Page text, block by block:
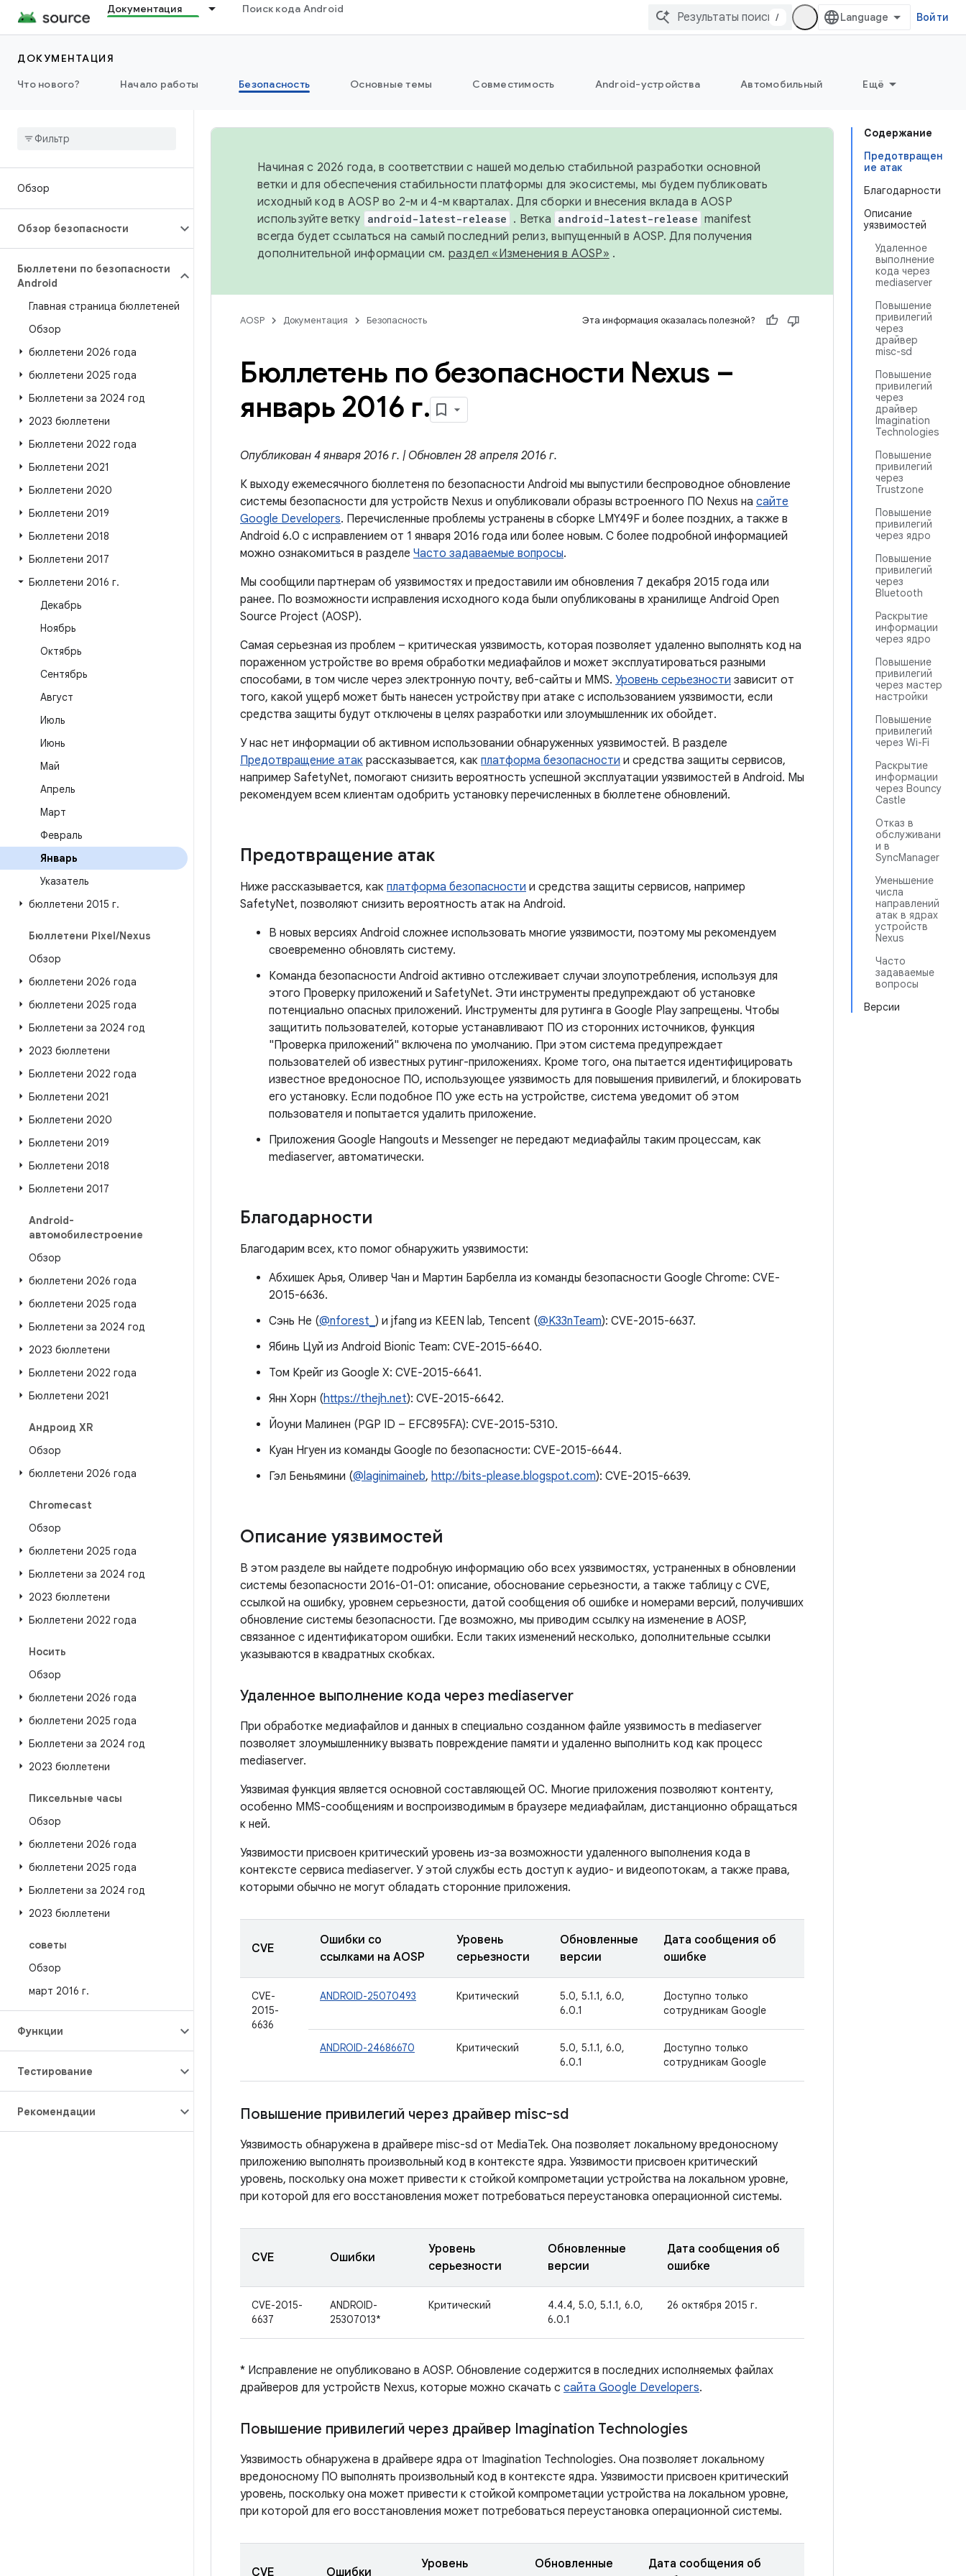
Документация Поиск кода Android
/ Войти
ДОКУМЕНТАЦИЯ
Что нового?
Начало работы Безопасность Основные темы Совместимость Android-устройства Автомобильный Ещё
Обзор
Обзор безопасности
Бюллетени по безопасности
Android
Главная страница бюллетеней
Обзор
бюллетени 2026 года
бюллетени 2025 года
Бюллетени за 2024 год
2023 бюллетени
Бюллетени 2022 года
Бюллетени 2021
Бюллетени 2020
Бюллетени 2019
Бюллетени 2018
Бюллетени 2017
Бюллетени 2016 г.
Декабрь
Ноябрь
Октябрь
Сентябрь
Август
Июль
Июнь
Май
Апрель
Март
Февраль
Январь
Указатель
бюллетени 2015 г.
Бюллетени Pixel/Nexus
Обзор
бюллетени 2026 года
бюллетени 2025 года
Бюллетени за 2024 год
2023 бюллетени
Бюллетени 2022 года
Бюллетени 2021
Бюллетени 2020
Бюллетени 2019
Бюллетени 2018
Бюллетени 2017
Android-
автомобилестроение
Обзор
бюллетени 2026 года
бюллетени 2025 года
Бюллетени за 2024 год
2023 бюллетени
Бюллетени 2022 года
Бюллетени 2021
Андроид XR
Обзор
бюллетени 2026 года
Chromecast
Обзор
бюллетени 2025 года
Бюллетени за 2024 год
2023 бюллетени
Бюллетени 2022 года
Носить
Обзор
бюллетени 2026 года
бюллетени 2025 года
Бюллетени за 2024 год
2023 бюллетени
Пиксельные часы
Обзор
бюллетени 2026 года
бюллетени 2025 года
Бюллетени за 2024 год
2023 бюллетени
советы
Обзор
март 2016 г.
Функции
Тестирование
Рекомендации
Содержание
Предотвращен
ие атак
Благодарности
Описание
уязвимостей
Удаленное
выполнение
кода через
mediaserver
Повышение
привилегий
через
драйвер
misc-sd
Повышение
привилегий
через
драйвер
Imagination
Technologies
Повышение
привилегий
через
Trustzone
Повышение
привилегий
через ядро
Повышение
привилегий
через
Bluetooth
Раскрытие
информации
через ядро
Повышение
привилегий
через мастер
настройки
Повышение
привилегий
через Wi-Fi
Раскрытие
информации
через Bouncy
Castle
Отказ в
обслуживани
и в
SyncManager
Уменьшение
числа
направлений
атак в ядрах
устройств
Nexus
Часто
задаваемые
вопросы
Версии
Начиная с 2026 года, в соответствии с нашей моделью стабильной разработки основной
ветки и для обеспечения стабильности платформы для экосистемы, мы будем публиковать
исходный код в AOSP во 2-м и 4-м кварталах. Для сборки и внесения вклада в AOSP
используйте ветку android-latest-release . Ветка android-latest-release manifest
всегда будет ссылаться на самый последний релиз, выпущенный в AOSP. Для получения
дополнительной информации см. раздел «Изменения в AOSP» .
AOSP Документация Безопасность Эта информация оказалась полезной?
Бюллетень по безопасности Nexus –
январь 2016 г.
Опубликован 4 января 2016 г. | Обновлен 28 апреля 2016 г.
К выходу ежемесячного бюллетеня по безопасности Android мы выпустили беспроводное обновление
системы безопасности для устройств Nexus и опубликовали образы встроенного ПО Nexus на сайте
Google Developers. Перечисленные проблемы устранены в сборке LMY49F и более поздних, а также в
Android 6.0 с исправлением от 1 января 2016 года или более новым. С более подробной информацией
можно ознакомиться в разделе Часто задаваемые вопросы.
Мы сообщили партнерам об уязвимостях и предоставили им обновления 7 декабря 2015 года или
ранее. По возможности исправления исходного кода были опубликованы в хранилище Android Open
Source Project (AOSP).
Самая серьезная из проблем – критическая уязвимость, которая позволяет удаленно выполнять код на
пораженном устройстве во время обработки медиафайлов и может эксплуатироваться разными
способами, в том числе через электронную почту, веб-сайты и MMS. Уровень серьезности зависит от
того, какой ущерб может быть нанесен устройству при атаке с использованием уязвимости, если
средства защиты будут отключены в целях разработки или злоумышленник их обойдет.
У нас нет информации об активном использовании обнаруженных уязвимостей. В разделе
Предотвращение атак рассказывается, как платформа безопасности и средства защиты сервисов,
например SafetyNet, помогают снизить вероятность успешной эксплуатации уязвимостей в Android. Мы
рекомендуем всем клиентам одобрить установку перечисленных в бюллетене обновлений.
Предотвращение атак
Ниже рассказывается, как платформа безопасности и средства защиты сервисов, например
SafetyNet, позволяют снизить вероятность атак на Android.
В новых версиях Android сложнее использовать многие уязвимости, поэтому мы рекомендуем
своевременно обновлять систему.
Команда безопасности Android активно отслеживает случаи злоупотребления, используя для
этого Проверку приложений и SafetyNet. Эти инструменты предупреждают об установке
потенциально опасных приложений. Инструменты для рутинга в Google Play запрещены. Чтобы
защитить пользователей, которые устанавливают ПО из сторонних источников, функция
"Проверка приложений" включена по умолчанию. При этом система предупреждает
пользователей об известных рутинг-приложениях. Кроме того, она пытается идентифицировать
известное вредоносное ПО, использующее уязвимость для повышения привилегий, и блокировать
его установку. Если подобное ПО уже есть на устройстве, система уведомит об этом
пользователя и попытается удалить приложение.
Приложения Google Hangouts и Messenger не передают медиафайлы таким процессам, как
mediaserver, автоматически.
Благодарности
Благодарим всех, кто помог обнаружить уязвимости:
Абхишек Арья, Оливер Чан и Мартин Барбелла из команды безопасности Google Chrome: CVE-
2015-6636.
Сэнь Не (@nforest_ ) и jfang из KEEN lab, Tencent (@K33nTeam): CVE-2015-6637.
Ябинь Цуй из Android Bionic Team: CVE-2015-6640.
Том Крейг из Google X: CVE-2015-6641.
Янн Хорн (https://thejh.net): CVE-2015-6642.
Йоуни Малинен (PGP ID – EFC895FA): CVE-2015-5310.
Куан Нгуен из команды Google по безопасности: CVE-2015-6644.
Гэл Беньямини (@laginimaineb, http://bits-please.blogspot.com): CVE-2015-6639.
Описание уязвимостей
В этом разделе вы найдете подробную информацию обо всех уязвимостях, устраненных в обновлении
системы безопасности 2016-01-01: описание, обоснование серьезности, а также таблицу с CVE,
ссылкой на ошибку, уровнем серьезности, датой сообщения об ошибке и номерами версий, получивших
обновление системы безопасности. Где возможно, мы приводим ссылку на изменение в AOSP,
связанное с идентификатором ошибки. Если таких изменений несколько, дополнительные ссылки
указываются в квадратных скобках.
Удаленное выполнение кода через mediaserver
При обработке медиафайлов и данных в специально созданном файле уязвимость в mediaserver
позволяет злоумышленнику вызвать повреждение памяти и удаленно выполнить код как процесс
mediaserver.
Уязвимая функция является основной составляющей ОС. Многие приложения позволяют контенту,
особенно MMS-сообщениям и воспроизводимым в браузере медиафайлам, дистанционно обращаться
к ней.
Уязвимости присвоен критический уровень из-за возможности удаленного выполнения кода в
контексте сервиса mediaserver. У этой службы есть доступ к аудио- и видеопотокам, а также права,
которыми обычно не могут обладать сторонние приложения.
CVE
Ошибки со
ссылками на AOSP
Уровень
серьезности
Обновленные
версии
Дата сообщения об
ошибке
CVE-
2015-
6636
ANDROID-25070493 Критический
5.0, 5.1.1, 6.0,
6.0.1
Доступно только
сотрудникам Google
ANDROID-24686670 Критический
5.0, 5.1.1, 6.0,
6.0.1
Доступно только
сотрудникам Google
Повышение привилегий через драйвер misc-sd
Уязвимость обнаружена в драйвере misc-sd от MediaTek. Она позволяет локальному вредоносному
приложению выполнять произвольный код в контексте ядра. Уязвимости присвоен критический
уровень, поскольку она может привести к стойкой компрометации устройства на локальном уровне,
при которой для его восстановления может потребоваться переустановка операционной системы.
CVE Ошибки
Уровень
серьезности
Обновленные
версии
Дата сообщения об
ошибке
CVE-2015-
6637
ANDROID-
25307013*
Критический
4.4.4, 5.0, 5.1.1, 6.0,
6.0.1
26 октября 2015 г.
* Исправление не опубликовано в AOSP. Обновление содержится в последних исполняемых файлах
драйверов для устройств Nexus, которые можно скачать с сайта Google Developers.
Повышение привилегий через драйвер Imagination Technologies
Уязвимость обнаружена в драйвере ядра от Imagination Technologies. Она позволяет локальному
вредоносному ПО выполнять произвольный код в контексте ядра. Уязвимости присвоен критический
уровень, поскольку она может привести к стойкой компрометации устройства на локальном уровне,
при которой для его восстановления может потребоваться переустановка операционной системы.
CVE Ошибки
Уровень
Обновленные
Дата сообщения об